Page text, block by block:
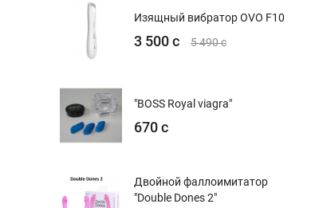
Изящный вибратор OVO F10
3 500 с 5 490 с
"BOSS Royal viagra"
670 с
Двойной фаллоимитатор
"Double Dones 2"